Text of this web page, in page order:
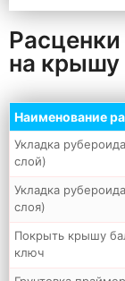
на крышу
Наименование
Укладка
слой)
Укладка
слоя)
Покрыть крышу
ключ